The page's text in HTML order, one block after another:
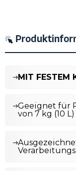
MIT FESTEM
Geeignet für
von 7 kg (10